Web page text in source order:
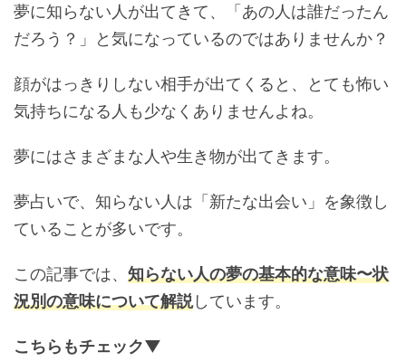
夢に知らない人が出てきて、「あの人は誰だったん
だろう？」と気になっているのではありませんか？
顔がはっきりしない相手が出てくると、とても怖い
気持ちになる人も少なくありませんよね。
夢にはさまざまな人や生き物が出てきます。
夢占いで、知らない人は「新たな出会い」を象徴し
ていることが多いです。
この記事では、 知らない人の夢の基本的な意味〜状
況別の意味について解説しています。
こちらもチェック▼